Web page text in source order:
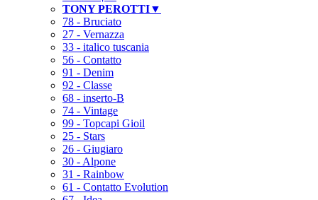
TONY PEROTTI▼
78 - Bruciato
27 - Vernazza
33 - italico tuscania
56 - Contatto
91 - Denim
92 - Classe
68 - inserto-B
74 - Vintage
99 - Topcapi Gioil
25 - Stars
26 - Giugiaro
30 - Alpone
31 - Rainbow
61 - Contatto Evolution